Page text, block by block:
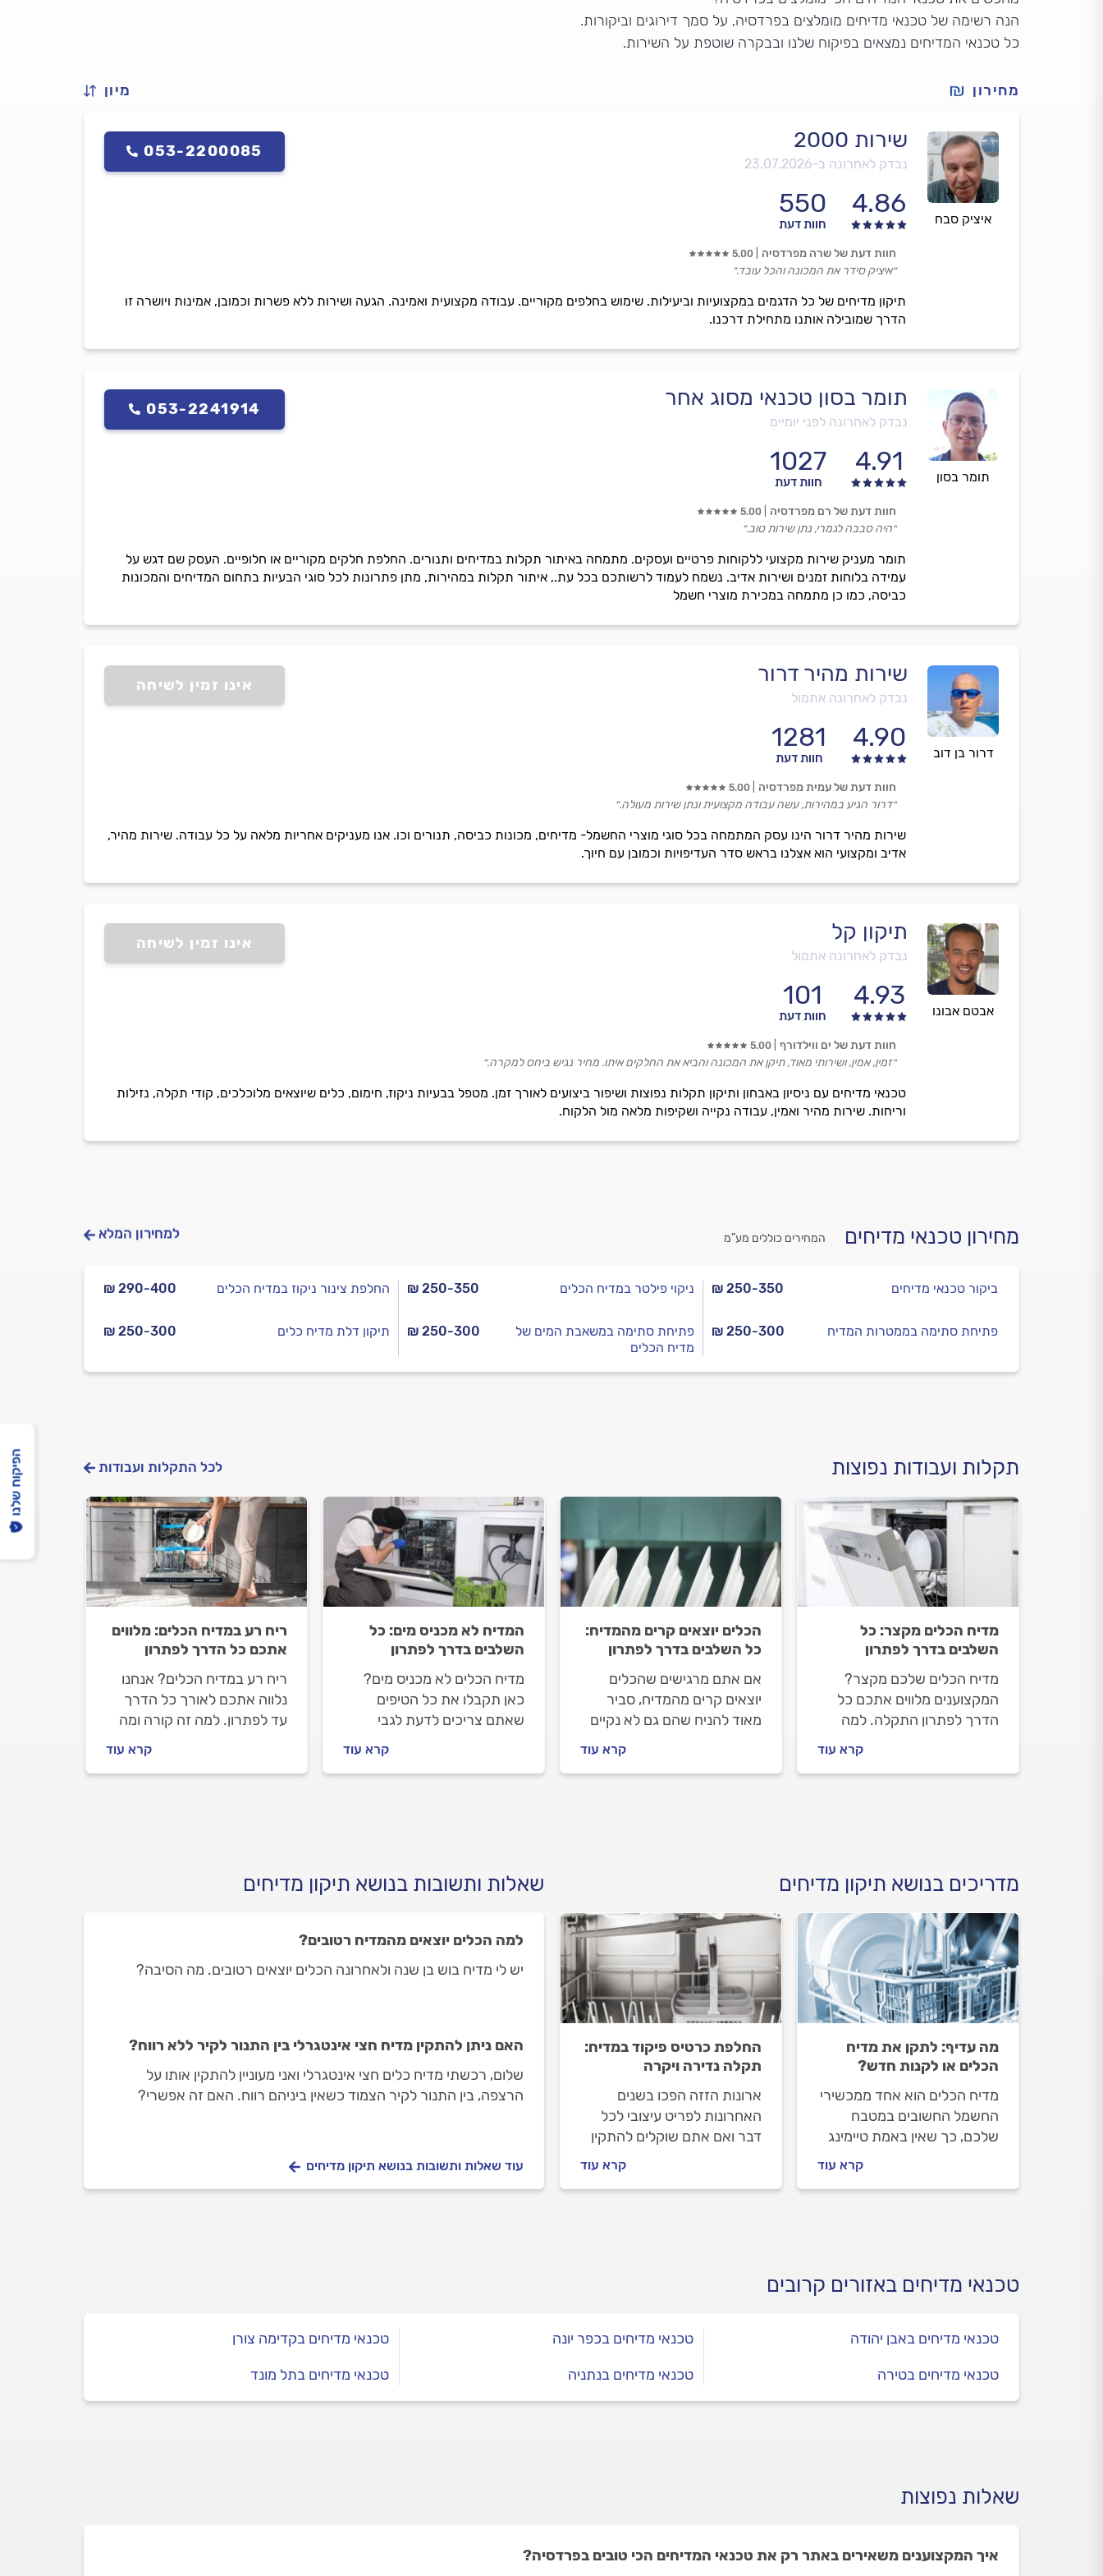
הנה רשימה של טכנאי מדיחים מומלצים בפרדסיה, על סמך דירוגים וביקורות.
כל טכנאי המדיחים נמצאים בפיקוח שלנו ובבקרה שוטפת על השירות.
מחירון מיון
איציק סבח
שירות 2000
נבדק לאחרונה ב-23.07.2026
4.86
550
חוות דעת
053-2200085
תיקון מדיחים של כל הדגמים במקצועיות וביעילות. שימוש בחלפים מקוריים. עבודה מקצועית ואמינה. הגעה ושירות ללא פשרות וכמובן, אמינות ויושרה זו
הדרך שמובילה אותנו מתחילת דרכנו.
חוות דעת של שרה מפרדסיה 5.00
״איציק סידר את המכונה והכל עובד.״
תומר בסון
תומר בסון טכנאי מסוג אחר
נבדק לאחרונה לפני יומיים
4.91
1027
חוות דעת
053-2241914
תומר מעניק שירות מקצועי ללקוחות פרטיים ועסקים. מתמחה באיתור תקלות במדיחים ותנורים. החלפת חלקים מקוריים או חלופיים. העסק שם דגש על
עמידה בלוחות זמנים ושירות אדיב. נשמח לעמוד לרשותכם בכל עת., איתור תקלות במהירות, מתן פתרונות לכל סוגי הבעיות בתחום המדיחים והמכונות
כביסה, כמו כן מתמחה במכירת מוצרי חשמל
חוות דעת של רם מפרדסיה 5.00
״היה סבבה לגמרי, נתן שירות טוב.״
דרור בן דוב
שירות מהיר דרור
נבדק לאחרונה אתמול
4.90
1281
חוות דעת
אינו זמין לשיחה
שירות מהיר דרור הינו עסק המתמחה בכל סוגי מוצרי החשמל- מדיחים, מכונות כביסה, תנורים וכו. אנו מעניקים אחריות מלאה על כל עבודה. שירות מהיר,
אדיב ומקצועי הוא אצלנו בראש סדר העדיפויות וכמובן עם חיוך.
חוות דעת של עמית מפרדסיה 5.00
״דרור הגיע במהירות, עשה עבודה מקצועית ונתן שירות מעולה.״
אבטם אבונו
תיקון קל
נבדק לאחרונה אתמול
4.93
101
חוות דעת
אינו זמין לשיחה
טכנאי מדיחים עם ניסיון באבחון ותיקון תקלות נפוצות ושיפור ביצועים לאורך זמן. מטפל בבעיות ניקוז, חימום, כלים שיוצאים מלוכלכים, קודי תקלה, נזילות
וריחות. שירות מהיר ואמין, עבודה נקייה ושקיפות מלאה מול הלקוח.
חוות דעת של ים ווילדורף 5.00
״זמין, אמין, ושירותי מאוד, תיקן את המכונה והביא את החלקים איתו. מחיר נגיש ביחס למקרה.״
מחירון טכנאי מדיחים המחירים כוללים מע”מ למחירון המלא
₪ 250-350 ביקור טכנאי מדיחים
₪ 250-300 פתיחת סתימה בממטרות המדיח
₪ 250-350 ניקוי פילטר במדיח הכלים
₪ 250-300
פתיחת סתימה במשאבת המים של
מדיח הכלים
₪ 290-400 החלפת צינור ניקוז במדיח הכלים
₪ 250-300 תיקון דלת מדיח כלים
תקלות ועבודות נפוצות לכל התקלות ועבודות
מדיח הכלים מקצר: כל
השלבים בדרך לפתרון
מדיח הכלים שלכם מקצר?
המקצוענים מלווים אתכם כל
הדרך לפתרון התקלה. למה
שמזמינים טכנאי וכמה יעלה
לכם לתקן את התקלה? כל
קרא עוד
הכלים יוצאים קרים מהמדיח:
כל השלבים בדרך לפתרון
אם אתם מרגישים שהכלים
יוצאים קרים מהמדיח, סביר
מאוד להניח שהם גם לא נקיים
קרים מהמדיח ומה עושים?
המקצוענים עם כל התשובות.
קרא עוד
המדיח לא מכניס מים: כל
השלבים בדרך לפתרון
מדיח הכלים לא מכניס מים?
כאן תקבלו את כל הטיפים
שאתם צריכים לדעת לגבי
קרא עוד
ריח רע במדיח הכלים: מלווים
אתכם כל הדרך לפתרון
ריח רע במדיח הכלים? אנחנו
נלווה אתכם לאורך כל הדרך
עד לפתרון. למה זה קורה ומה
קרא עוד
מדריכים בנושא תיקון מדיחים
מה עדיף: לתקן את מדיח
הכלים או לקנות חדש?
מדיח הכלים הוא אחד ממכשירי
החשמל החשובים במטבח
שלכם, כך שאין באמת טיימינג
הבא נציג בפניכם את התקלות
הנפוצות ונסייע לכם להחליט
קרא עוד
החלפת כרטיס פיקוד במדיח:
תקלה נדירה ויקרה
ארונות הזזה הפכו בשנים
האחרונות לפריט עיצובי לכל
דבר ואם אתם שוקלים להתקין
טיפים מקצועיים שכדאי לכם
לדעת. אילו סוגים של ארונות
קרא עוד
שאלות ותשובות בנושא תיקון מדיחים
למה הכלים יוצאים מהמדיח רטובים?
יש לי מדיח בוש בן שנה ולאחרונה הכלים יוצאים רטובים. מה הסיבה?
האם ניתן להתקין מדיח חצי אינטגרלי בין התנור לקיר ללא רווח?
שלום, רכשתי מדיח כלים חצי אינטגרלי ואני מעוניין להתקין אותו על
הרצפה, בין התנור לקיר הצמוד כשאין ביניהם רווח. האם זה אפשרי?
עוד שאלות ותשובות בנושא תיקון מדיחים
טכנאי מדיחים באזורים קרובים
טכנאי מדיחים באבן יהודה
טכנאי מדיחים בטירה
טכנאי מדיחים בכפר יונה
טכנאי מדיחים בנתניה
טכנאי מדיחים בקדימה צורן
טכנאי מדיחים בתל מונד
שאלות נפוצות
איך המקצוענים משאירים באתר רק את טכנאי המדיחים הכי טובים בפרדסיה?
הפיקוח שלנו